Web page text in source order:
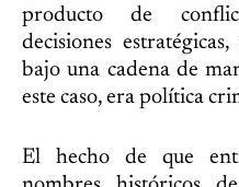
producto de
decisiones
bajo una cadena de
este caso, era política
El hecho de que